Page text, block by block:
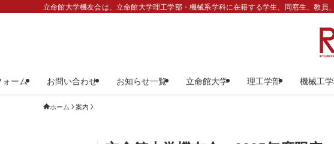
立命館大学機友会は、立命館大学理工学部・機械系学科に在籍する学生、同窓生、教員
ーム お問い合わせ お知らせ一覧 立命館大学 理工学部 機械工
ホーム 案内